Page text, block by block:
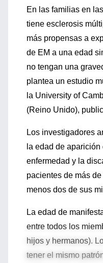
En las familias en
tiene esclerosis
más propensas a
de EM a una edad
no tengan una
plantea un estudio
la University of
(Reino Unido),
Los investigadores
la edad de
enfermedad y la
pacientes de más
menos dos de sus
La edad de
entre todos los
hijos y hermanos).
tener el mismo